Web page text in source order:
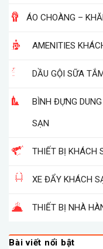
ÁO CHOÀNG –
AMENITIES
DẦU GỘI SỮA
BÌNH ĐỰNG
SẠN
THIẾT BỊ KHÁCH
XE ĐẨY KHÁCH
THIẾT BỊ NHÀ
Bài viết nổi bật